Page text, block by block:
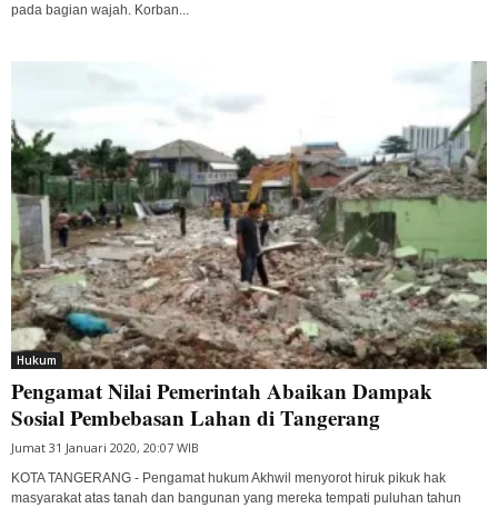
pada bagian wajah. Korban...
Hukum
Pengamat Nilai Pemerintah Abaikan Dampak
Sosial Pembebasan Lahan di Tangerang
Jumat 31 Januari 2020, 20:07 WIB
KOTA TANGERANG - Pengamat hukum Akhwil menyorot hiruk pikuk hak
masyarakat atas tanah dan bangunan yang mereka tempati puluhan tahun